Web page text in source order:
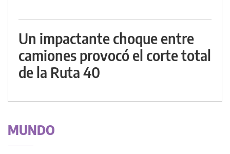
Un impactante choque entre
camiones provocó el corte total
de la Ruta 40
MUNDO